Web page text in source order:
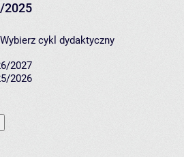
2025
Wybierz cykl dydaktyczny
2027
2026